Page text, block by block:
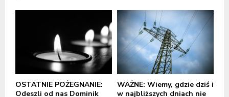
OSTATNIE POŻEGNANIE:
Odeszli od nas Dominik
WAŻNE: Wiemy, gdzie dziś i
w najbliższych dniach nie